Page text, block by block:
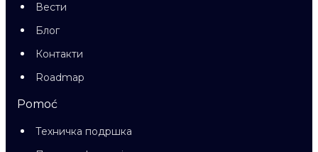
Вести
Блог
Контакти
Roadmap
Pomoć
Техничка подршка